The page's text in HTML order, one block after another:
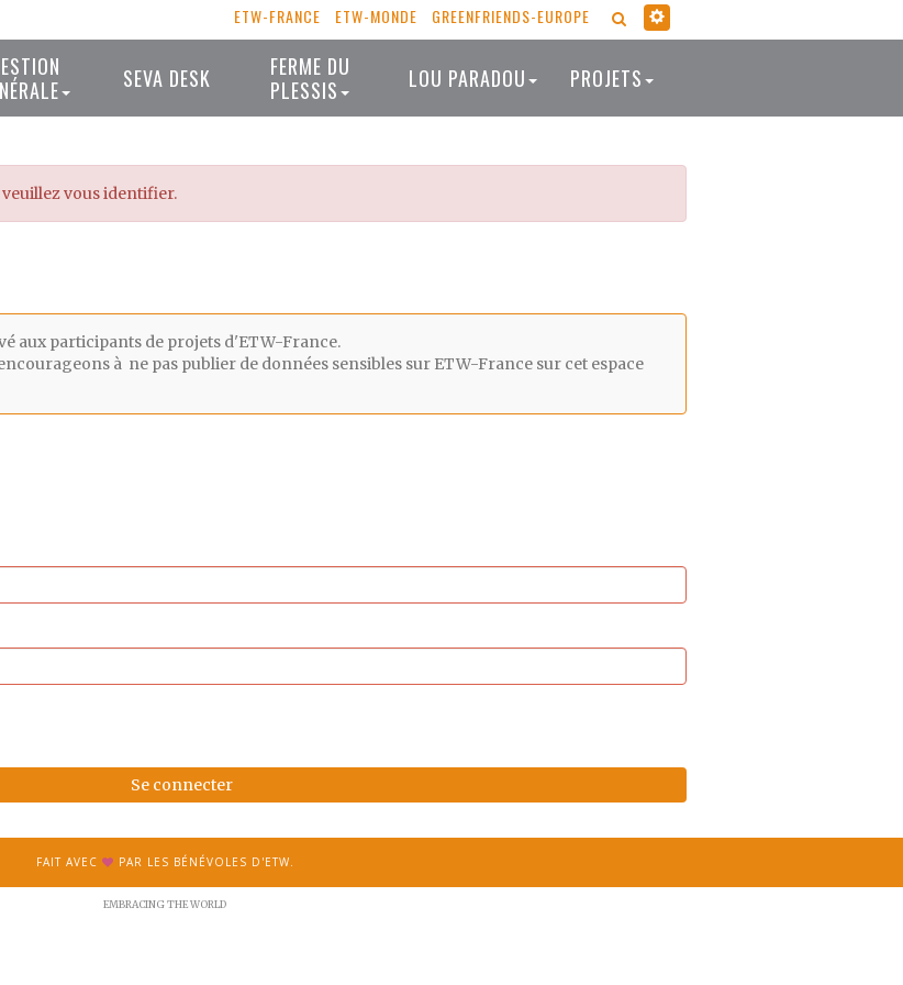
ETW-FRANCE ETW-MONDE GREENFRIENDS-EUROPE RECHERCHER
SEVA DESK
FERME DU
PLESSIS
LOU PARADOU PROJETS
veuillez vous identifier.
aux participants de projets d'ETW-France.
à ne pas publier de données sensibles sur ETW-France sur cet espace
Se connecter
FAIT AVEC PAR LES BÉNÉVOLES D'ETW.
EMBRACING THE WORLD